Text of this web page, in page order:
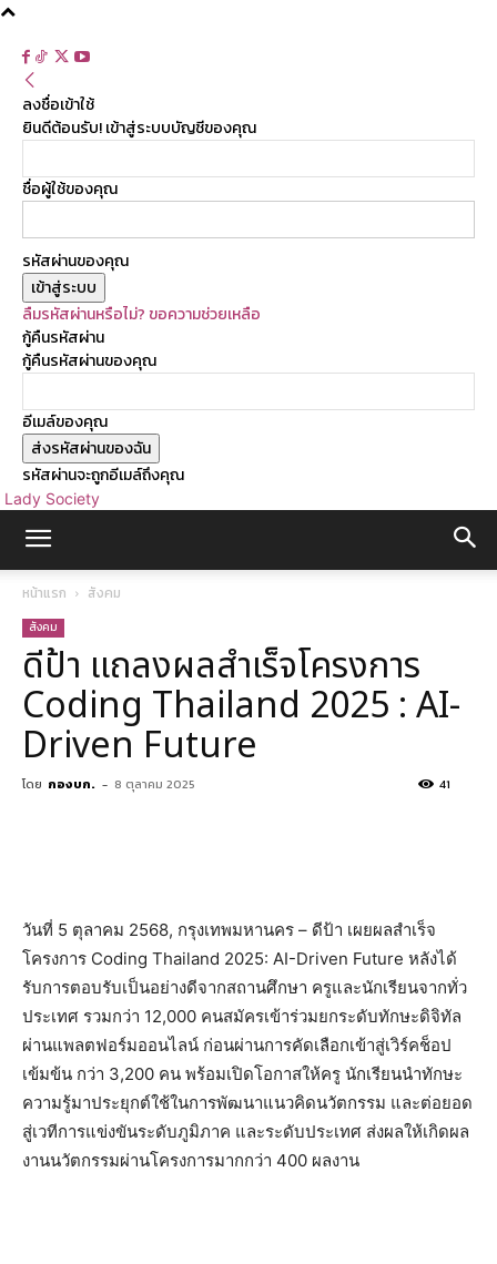
ลงชื่อเข้าใช้
ยินดีต้อนรับ! เข้าสู่ระบบบัญชีของคุณ
ชื่อผู้ใช้ของคุณ
รหัสผ่านของคุณ
ลืมรหัสผ่านหรือไม่? ขอความช่วยเหลือ
กู้คืนรหัสผ่าน
กู้คืนรหัสผ่านของคุณ
อีเมล์ของคุณ
รหัสผ่านจะถูกอีเมล์ถึงคุณ
Lady Society
หน้าแรก สังคม
สังคม
ดีป้า แถลงผลสำเร็จโครงการ
Coding Thailand 2025 : AI-
Driven Future
โดย กองบก. - 8 ตุลาคม 2025 41
วันที่ 5 ตุลาคม 2568, กรุงเทพมหานคร – ดีป้า เผยผลสำเร็จ
โครงการ Coding Thailand 2025: AI-Driven Future หลังได้
รับการตอบรับเป็นอย่างดีจากสถานศึกษา ครูและนักเรียนจากทั่ว
ประเทศ รวมกว่า 12,000 คนสมัครเข้าร่วมยกระดับทักษะดิจิทัล
ผ่านแพลตฟอร์มออนไลน์ ก่อนผ่านการคัดเลือกเข้าสู่เวิร์คช็อป
เข้มข้น กว่า 3,200 คน พร้อมเปิดโอกาสให้ครู นักเรียนนำทักษะ
ความรู้มาประยุกต์ใช้ในการพัฒนาแนวคิดนวัตกรรม และต่อยอด
สู่เวทีการแข่งขันระดับภูมิภาค และระดับประเทศ ส่งผลให้เกิดผล
งานนวัตกรรมผ่านโครงการมากกว่า 400 ผลงาน